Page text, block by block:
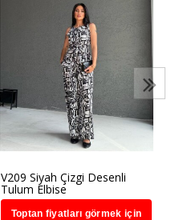
V209 Siyah Çizgi Desenli
Tulum Elbise
Toptan fiyatları görmek için